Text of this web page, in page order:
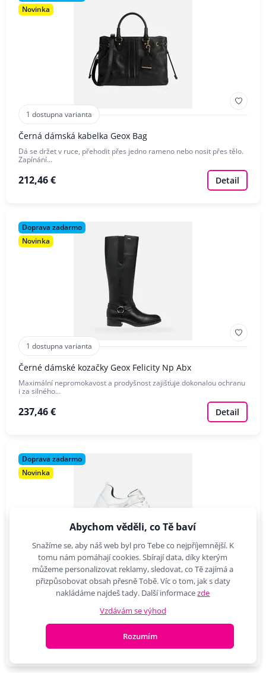
Novinka
1 dostupna varianta
Černá dámská kabelka Geox Bag
Dá se držet v ruce, přehodit přes jedno rameno nebo nosit přes tělo.
Zapínání…
212,46 € Detail
Doprava zadarmo
Novinka
1 dostupna varianta
Černé dámské kozačky Geox Felicity Np Abx
Maximální nepromokavost a prodyšnost zajišťuje dokonalou ochranu
i za silného…
237,46 € Detail
Doprava zadarmo
Novinka
6 dostupné varianty
Bílé dámské tenisky Geox Spherica 4x4 B Abx
Elegantní dámské tenisky Geox v bílém provedení s výrazným
metalickým detailem u…
170,79 € Detail
Abychom věděli, co Tě baví
Snažíme se, aby náš web byl pro Tebe co nejpříjemnější. K
tomu nám pomáhají cookies. Sbírají data, díky kterým
můžeme personalizovat reklamy, sledovat, co Tě zajímá a
přizpůsobovat obsah přesně Tobě. Víc o tom, jak s daty
nakládáme najdeš tady. Další informacezde
Vzdávám se výhod
Rozumím